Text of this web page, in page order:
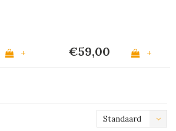
+ €59,00 +
Standaard